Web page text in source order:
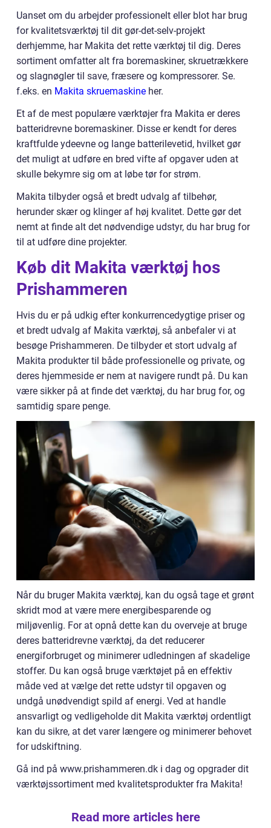
Uanset om du arbejder professionelt eller blot har brug
for kvalitetsværktøj til dit gør-det-selv-projekt
derhjemme, har Makita det rette værktøj til dig. Deres
sortiment omfatter alt fra boremaskiner, skruetrækkere
og slagnøgler til save, fræsere og kompressorer. Se.
f.eks. en Makita skruemaskine her.
Et af de mest populære værktøjer fra Makita er deres
batteridrevne boremaskiner. Disse er kendt for deres
kraftfulde ydeevne og lange batterilevetid, hvilket gør
det muligt at udføre en bred vifte af opgaver uden at
skulle bekymre sig om at løbe tør for strøm.
Makita tilbyder også et bredt udvalg af tilbehør,
herunder skær og klinger af høj kvalitet. Dette gør det
nemt at finde alt det nødvendige udstyr, du har brug for
til at udføre dine projekter.
Køb dit Makita værktøj hos
Prishammeren
Hvis du er på udkig efter konkurrencedygtige priser og
et bredt udvalg af Makita værktøj, så anbefaler vi at
besøge Prishammeren. De tilbyder et stort udvalg af
Makita produkter til både professionelle og private, og
deres hjemmeside er nem at navigere rundt på. Du kan
være sikker på at finde det værktøj, du har brug for, og
samtidig spare penge.
Når du bruger Makita værktøj, kan du også tage et grønt
skridt mod at være mere energibesparende og
miljøvenlig. For at opnå dette kan du overveje at bruge
deres batteridrevne værktøj, da det reducerer
energiforbruget og minimerer udledningen af ​​skadelige
stoffer. Du kan også bruge værktøjet på en effektiv
måde ved at vælge det rette udstyr til opgaven og
undgå unødvendigt spild af energi. Ved at handle
ansvarligt og vedligeholde dit Makita værktøj ordentligt
kan du sikre, at det varer længere og minimerer behovet
for udskiftning.
Gå ind på www.prishammeren.dk i dag og opgrader dit
værktøjssortiment med kvalitetsprodukter fra Makita!
Read more articles here